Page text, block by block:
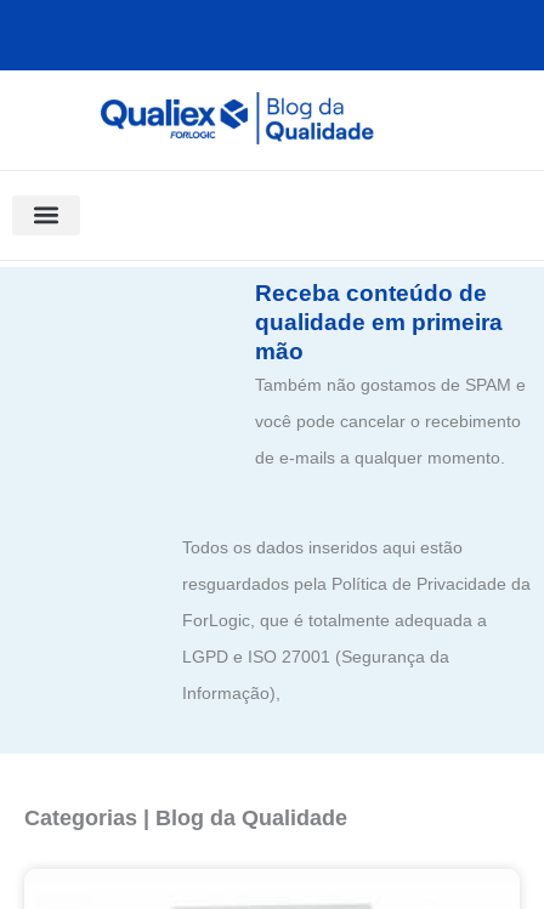
Receba conteúdo de
qualidade em primeira
mão
Também não gostamos de SPAM e
você pode cancelar o recebimento
de e-mails a qualquer momento.
Todos os dados inseridos aqui estão
resguardados pela Política de Privacidade da
ForLogic, que é totalmente adequada a
LGPD e ISO 27001 (Segurança da
Informação),
Categorias | Blog da Qualidade